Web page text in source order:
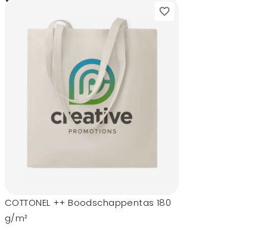
COTTONEL ++ Boodschappentas 180
g/m²